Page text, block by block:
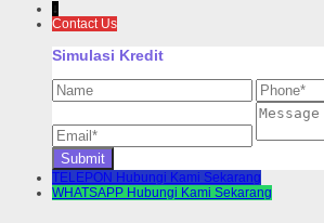
↓
Contact Us
Simulasi Kredit
TELEPON Hubungi Kami Sekarang
WHATSAPP Hubungi Kami Sekarang